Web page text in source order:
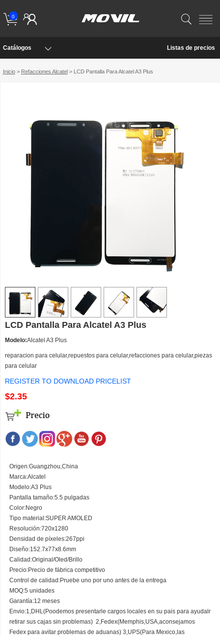
0
Catálogos Listas de precios
Inicio> Refacciones Alcatel> LCD Pantalla Para Alcatel A3 Plus
LCD Pantalla Para Alcatel A3 Plus
Modelo:Alcatel A3 Plus
reparacion para celular,repuestos para celular,refacciones para celular,piezas
para celular
REGISTER TO DOWNLOAD PRICELIST
$2.35
Origen:Guangzhou,China
Marca:Alcatel
Modelo:A3 Plus
Pantalla tamaño:5.5 pulgadas
Color:Negro
Tipo material:SUPER AMOLED
Resolución:720x1280
Densidad de píxeles:267ppi
Diseño:152.7x77x8.6mm
Calidad:Original/Oled/Brillo
Precio:Precio de fábrica competitivo
Control de calidad:Pruebe uno por uno antes de la entrega
MOQ:5 unidades
Garantía:12 meses
Envio:1,DHL(Poodemos presentarle cargos locales en su pais para ayudalr
retirar sus cajas sin problemas) 2,Fedex(Memphis,USA,aconsejamos
Fedex para avitar problemas de aduanas) 3,UPS(Para Mexico,las